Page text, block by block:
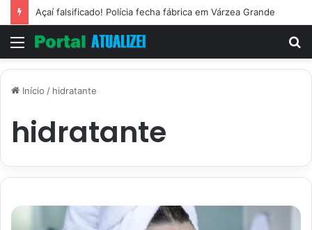
Açaí falsificado! Polícia fecha fábrica em Várzea Grande
Menu
Início / hidratante
hidratante